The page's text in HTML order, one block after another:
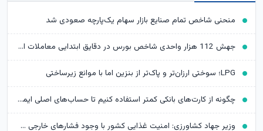
منحنی شاخص تمام صنایع بازار سهام یک‌پارچه صعودی شد
جهش 112 هزار واحدی شاخص بورس در دقایق ابتدایی معاملات امروز
LPG؛ سوختی ارزان‌تر و پاک‌تر از بنزین اما با موانع زیرساختی
چگونه از کارت‌های بانکی کمتر استفاده کنیم تا حساب‌های اصلی ایمن‌تر بمانند؟
وزیر جهاد کشاورزی: امنیت غذایی کشور با وجود فشارهای خارجی حفظ شد